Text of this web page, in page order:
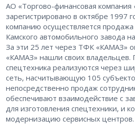
АО «Торгово-финансовая
зарегистрировано в октябре 1997
компанию осуществляется продажа
Камского автомобильного завода
За эти 25 лет через ТФК «КАМАЗ»
«КАМАЗ» нашли своих владельцев.
спецтехника реализуются через
сеть, насчитывающую 105
непосредственно продаж
обеспечивают взаимодействие с
для изготовления спецтехники, и
модернизацию сервисных центров.